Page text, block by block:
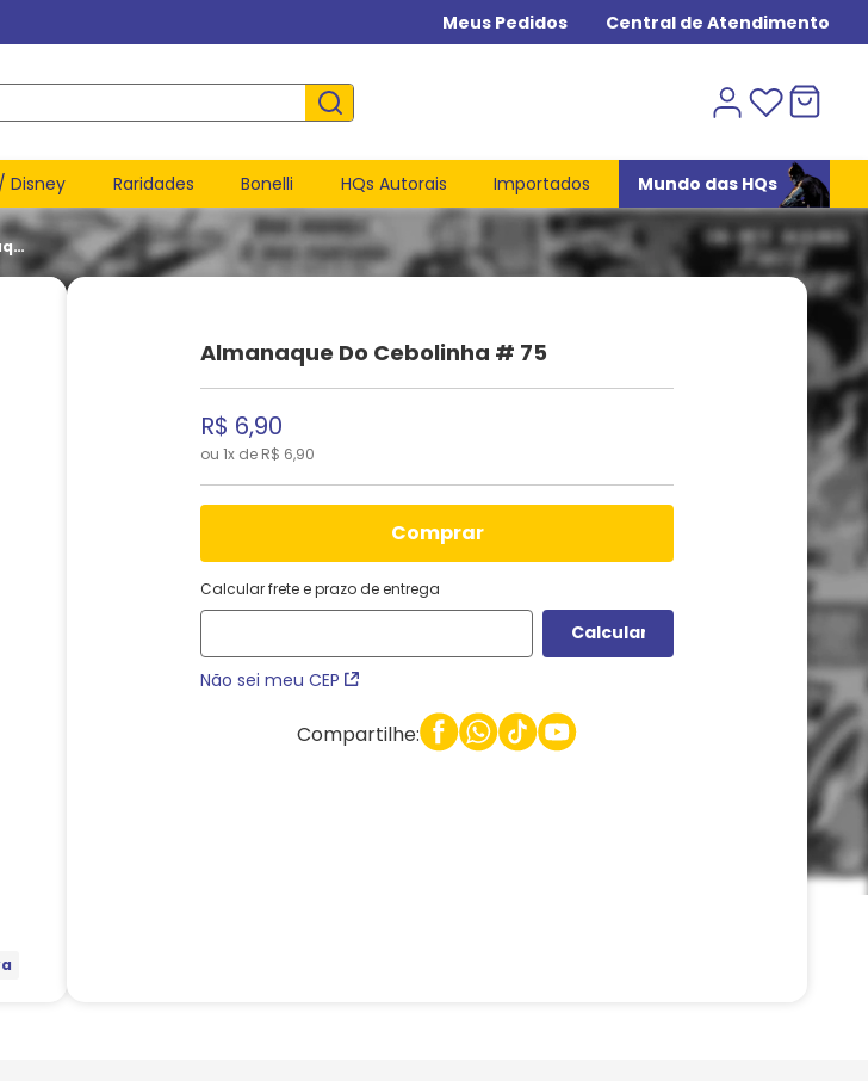
Meus Pedidos Central de Atendimento
Disney Raridades Bonelli HQs Autorais Importados Mundo das HQs
Almanaque Do Cebolinha # 75
R$ 6,90
ou 1x de R$ 6,90
comprar
Calcular frete e prazo de entrega
Não sei meu CEP
Compartilhe: